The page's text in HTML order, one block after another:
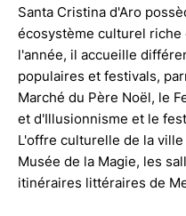
Santa Cristina d'Aro
écosystème culturel
l'année, il accueille
populaires et festivals,
Marché du Père Noël, le
et d'Illusionnisme et le
L'offre culturelle de la
Musée de la Magie, les
itinéraires littéraires de